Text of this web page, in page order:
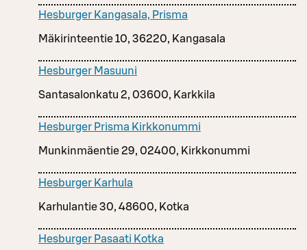
Hesburger Kangasala, Prisma
Mäkirinteentie 10, 36220, Kangasala
Hesburger Masuuni
Santasalonkatu 2, 03600, Karkkila
Hesburger Prisma Kirkkonummi
Munkinmäentie 29, 02400, Kirkkonummi
Hesburger Karhula
Karhulantie 30, 48600, Kotka
Hesburger Pasaati Kotka